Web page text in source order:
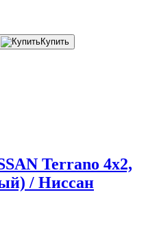
Купить
Terrano 4x2,
/ Ниссан